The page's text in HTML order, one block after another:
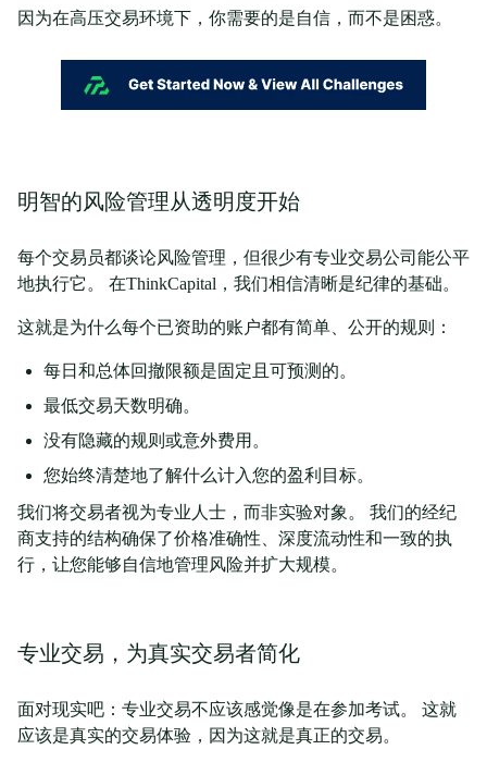
因为在高压交易环境下，你需要的是自信，而不是困惑。
明智的风险管理从透明度开始
每个交易员都谈论风险管理，但很少有专业交易公司能公平
地执行它。 在ThinkCapital，我们相信清晰是纪律的基础。
这就是为什么每个已资助的账户都有简单、公开的规则：
每日和总体回撤限额是固定且可预测的。
最低交易天数明确。
没有隐藏的规则或意外费用。
您始终清楚地了解什么计入您的盈利目标。
我们将交易者视为专业人士，而非实验对象。 我们的经纪
商支持的结构确保了价格准确性、深度流动性和一致的执
行，让您能够自信地管理风险并扩大规模。
专业交易，为真实交易者简化
面对现实吧：专业交易不应该感觉像是在参加考试。 这就
应该是真实的交易体验，因为这就是真正的交易。